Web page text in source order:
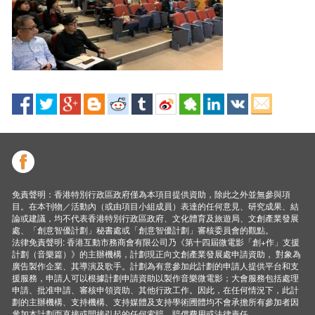
免責聲明：香港特別行政區政府僅為本項目提供資助，除此之外並無參與項
目。在本刊物／活動內（或由項目小組成員）表達的任何意見、研究成果、結
論或建議，均不代表香港特別行政區政府、文化體育及旅遊局、文創產業發展
處、「創意智優計劃」秘書處或「創意智優計劃」審核委員會的觀點。
法律免責聲明: 香港互動市務商會有限公司乃《第十四屆微電影「創+作」支援
計劃（音樂篇）》的主辦機構，計劃現正向文創產業發展處申請資助， 對象為
廣告製作企業、其導演及歌手。計劃為有意參加此計劃的申請人提供平台和支
援服務，申請人可以根據計劃申請資助以製作音樂微電影；大會服務包括處理
申請、批准申請、審核申領資助、其他行政工作。因此，在任何情況下，此計
劃的主辦機構、支持機構、支持媒體及支持學術圑體均不會承擔所有參加者因